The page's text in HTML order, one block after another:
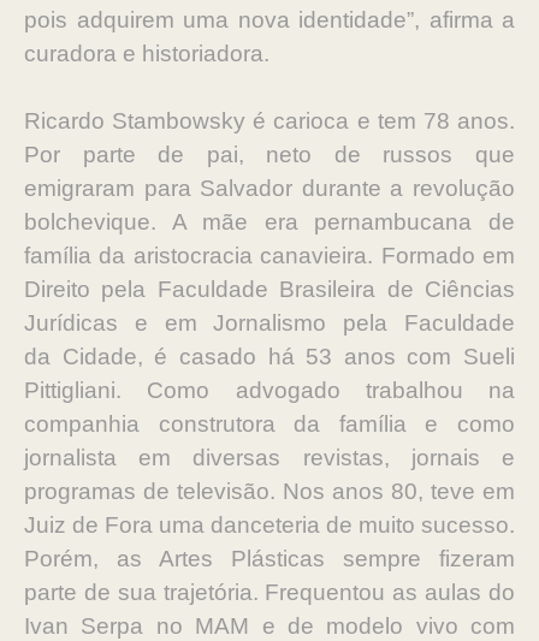
pois adquirem uma nova identidade”, afirma a
curadora e historiadora.
Ricardo Stambowsky é carioca e tem 78 anos.
Por parte de pai, neto de russos que
emigraram para Salvador durante a revolução
bolchevique. A mãe era pernambucana de
família da aristocracia canavieira. Formado em
Direito pela Faculdade Brasileira de Ciências
Jurídicas e em Jornalismo pela Faculdade
da Cidade, é casado há 53 anos com Sueli
Pittigliani. Como advogado trabalhou na
companhia construtora da família e como
jornalista em diversas revistas, jornais e
programas de televisão. Nos anos 80, teve em
Juiz de Fora uma danceteria de muito sucesso.
Porém, as Artes Plásticas sempre fizeram
parte de sua trajetória. Frequentou as aulas do
Ivan Serpa no MAM e de modelo vivo com